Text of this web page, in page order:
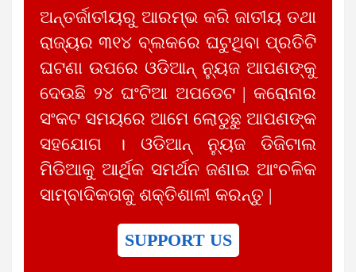
ଅନ୍ତର୍ଜାତୀୟରୁ ଆରମ୍ଭ କରି ଜାତୀୟ ତଥା
ରାଜ୍ୟର ୩୧୪ ବ୍ଲକରେ ଘଟୁଥିବା ପ୍ରତିଟି
ଘଟଣା ଉପରେ ଓଡିଆନ୍ ନ୍ୟୁଜ ଆପଣଙ୍କୁ
ଦେଉଛି ୨୪ ଘଂଟିଆ ଅପଡେଟ | କରୋନାର
ସଂକଟ ସମୟରେ ଆମେ ଲୋଡୁଛୁ ଆପଣଙ୍କ
ସହଯୋଗ । ଓଡିଆନ୍ ନ୍ୟୁଜ ଡିଜିଟାଲ
ମିଡିଆକୁ ଆର୍ଥିକ ସମର୍ଥନ ଜଣାଇ ଆଂଚଳିକ
ସାମ୍ବାଦିକତାକୁ ଶକ୍ତିଶାଳୀ କରନ୍ତୁ |
SUPPORT US